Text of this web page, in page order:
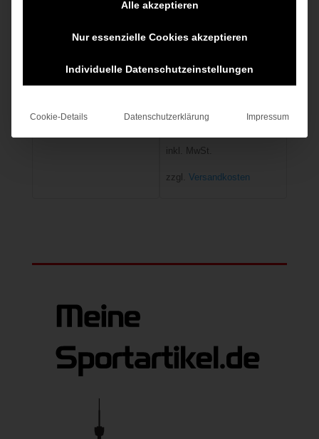
€
inkl. MwSt.
HEY-SPORT
Wash 250 ml
–
10,95€
inkl. MwSt.
zzgl. Versandkosten
Alle akzeptieren
Nur essenzielle Cookies akzeptieren
Individuelle Datenschutzeinstellungen
Cookie-Details Datenschutzerklärung Impressum